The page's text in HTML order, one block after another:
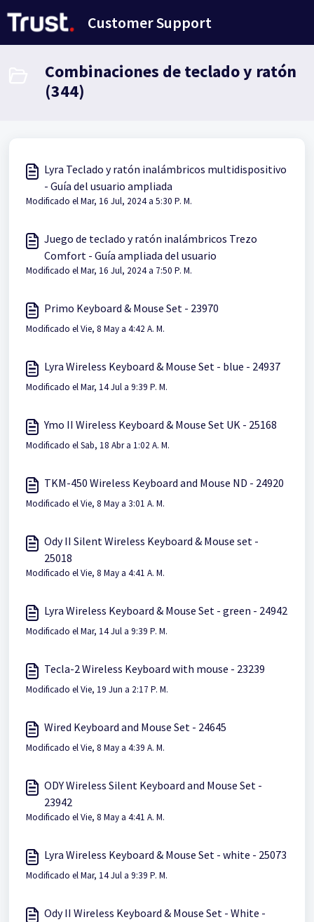
Customer Support
Combinaciones de teclado y ratón
(344)
Lyra Teclado y ratón inalámbricos multidispositivo
- Guía del usuario ampliada
Modificado el Mar, 16 Jul, 2024 a 5:30 P. M.
Juego de teclado y ratón inalámbricos Trezo
Comfort - Guía ampliada del usuario
Modificado el Mar, 16 Jul, 2024 a 7:50 P. M.
Primo Keyboard & Mouse Set - 23970
Modificado el Vie, 8 May a 4:42 A. M.
Lyra Wireless Keyboard & Mouse Set - blue - 24937
Modificado el Mar, 14 Jul a 9:39 P. M.
Ymo II Wireless Keyboard & Mouse Set UK - 25168
Modificado el Sab, 18 Abr a 1:02 A. M.
TKM-450 Wireless Keyboard and Mouse ND - 24920
Modificado el Vie, 8 May a 3:01 A. M.
Ody II Silent Wireless Keyboard & Mouse set -
25018
Modificado el Vie, 8 May a 4:41 A. M.
Lyra Wireless Keyboard & Mouse Set - green - 24942
Modificado el Mar, 14 Jul a 9:39 P. M.
Tecla-2 Wireless Keyboard with mouse - 23239
Modificado el Vie, 19 Jun a 2:17 P. M.
Wired Keyboard and Mouse Set - 24645
Modificado el Vie, 8 May a 4:39 A. M.
ODY Wireless Silent Keyboard and Mouse Set -
23942
Modificado el Vie, 8 May a 4:41 A. M.
Lyra Wireless Keyboard & Mouse Set - white - 25073
Modificado el Mar, 14 Jul a 9:39 P. M.
Ody II Wireless Keyboard & Mouse Set - White -